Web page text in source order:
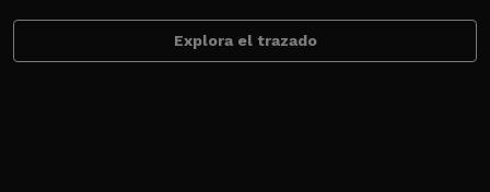
Explora el trazado